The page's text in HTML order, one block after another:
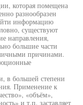
которая помещена
разнообразен
информацию
существуют
направления,
большие части
причинами.
в большей степени
Применение к
«объём»,
и т.п. заставляет